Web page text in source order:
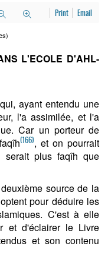
Print Email
L'ECOLE D'AHL-
ayant entendu une
l'a assimilée, et l'a
Car un porteur de
(166), et on pourrait
plus faqîh que
source de la
pour déduire les
C'est à elle
et d'éclairer le Livre
et son contenu